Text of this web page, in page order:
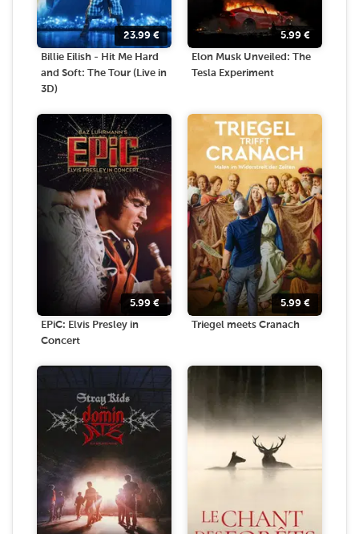
23.99€
Billie Eilish - Hit Me Hard
and Soft: The Tour (Live in
3D)
5.99 €
Elon Musk Unveiled: The
Tesla Experiment
5.99 €
EPiC: Elvis Presley in
Concert
5.99 €
Triegel meets Cranach